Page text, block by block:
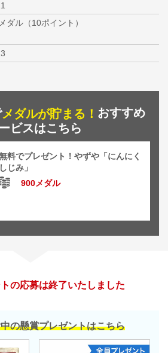
ダル（10ポイント）
メダルが貯まる！ おすすめ
ビスはこちら
料でプレゼント！やずや「にんにく
しじみ」
900メダル
の応募は終了いたしました
の懸賞プレゼントはこちら